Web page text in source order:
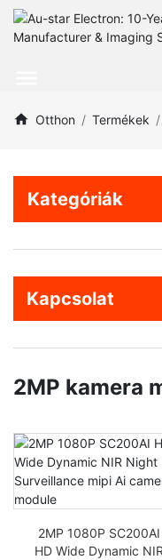
Otthon Termékek
Kategóriák
Kapcsolat
2MP kamera
2MP 1080P SC200AI
HD Wide Dynamic NIR